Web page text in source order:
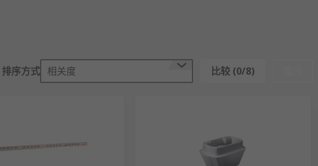
排序方式 相关度 比较 (0/8)